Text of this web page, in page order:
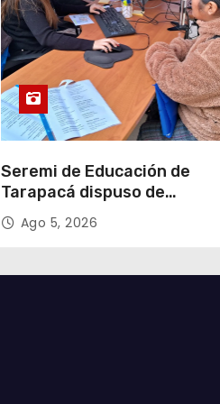
Seremi de Educación de
Tarapacá dispuso de
facilitadores para apoyar
proceso de Admisión Escolar
Ago 5, 2026